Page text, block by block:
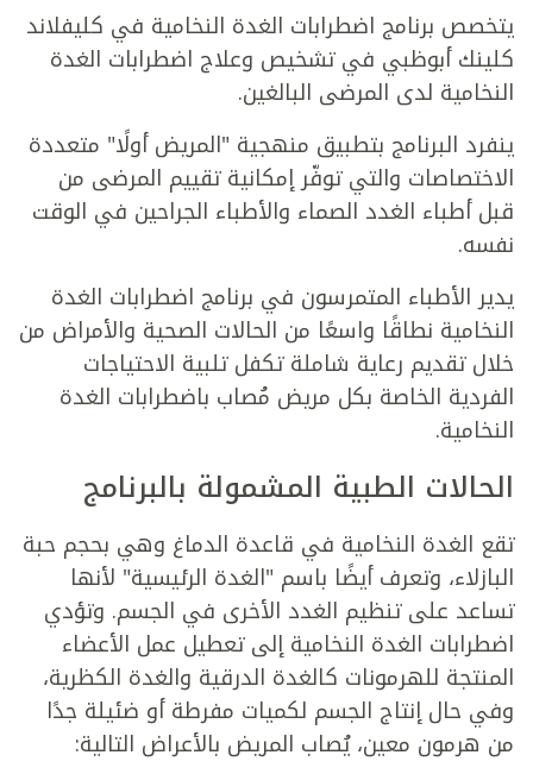
يتخصص برنامج اضطرابات الغدة النخامية في كليفلاند
كلينك أبوظبي في تشخيص وعلاج اضطرابات الغدة
النخامية لدى المرضى البالغين.
ينفرد البرنامج بتطبيق منهجية "المريض أولًا" متعددة
الاختصاصات والتي توفّر إمكانية تقييم المرضى من
قبل أطباء الغدد الصماء والأطباء الجراحين في الوقت
نفسه.
يدير الأطباء المتمرسون في برنامج اضطرابات الغدة
النخامية نطاقًا واسعًا من الحالات الصحية والأمراض من
خلال تقديم رعاية شاملة تكفل تلبية الاحتياجات
الفردية الخاصة بكل مريض مُصاب باضطرابات الغدة
النخامية.
الحالات الطبية المشمولة بالبرنامج
تقع الغدة النخامية في قاعدة الدماغ وهي بحجم حبة
البازلاء، وتعرف أيضًا باسم "الغدة الرئيسية" لأنها
تساعد على تنظيم الغدد الأخرى في الجسم. وتؤدي
اضطرابات الغدة النخامية إلى تعطيل عمل الأعضاء
المنتجة للهرمونات كالغدة الدرقية والغدة الكظرية،
وفي حال إنتاج الجسم لكميات مفرطة أو ضئيلة جدًا
من هرمون معين، يُصاب المريض بالأعراض التالية: